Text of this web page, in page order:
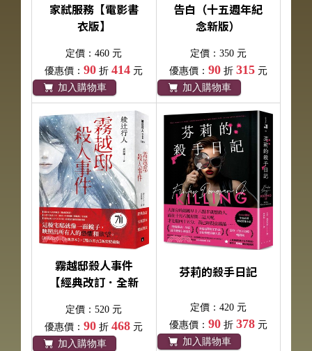
家弒服務【電影書
衣版】
定價：460 元
優惠價：90 折414 元
加入購物車
告白（十五週年紀
念新版）
定價：350 元
優惠價： 90折 315元
加入購物車
霧越邸殺人事件
【經典改訂．全新
新裝特藏版
定價：520 元
優惠價：90 折468 元
加入購物車
芬莉的殺手日記
定價：420 元
優惠價： 90折 378元
加入購物車